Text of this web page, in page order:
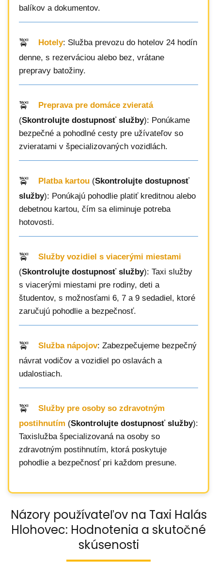
balíkov a dokumentov.
Hotely: Služba prevozu do hotelov 24 hodín
denne, s rezerváciou alebo bez, vrátane
prepravy batožiny.
Preprava pre domáce zvieratá
(Skontrolujte dostupnosť služby): Ponúkame
bezpečné a pohodlné cesty pre užívateľov so
zvieratami v špecializovaných vozidlách.
Platba kartou (Skontrolujte dostupnosť
služby): Ponúkajú pohodlie platiť kreditnou alebo
debetnou kartou, čím sa eliminuje potreba
hotovosti.
Služby vozidiel s viacerými miestami
(Skontrolujte dostupnosť služby): Taxi služby
s viacerými miestami pre rodiny, deti a
študentov, s možnosťami 6, 7 a 9 sedadiel, ktoré
zaručujú pohodlie a bezpečnosť.
Služba nápojov: Zabezpečujeme bezpečný
návrat vodičov a vozidiel po oslavách a
udalostiach.
Služby pre osoby so zdravotným
postihnutím (Skontrolujte dostupnosť služby):
Taxislužba špecializovaná na osoby so
zdravotným postihnutím, ktorá poskytuje
pohodlie a bezpečnosť pri každom presune.
Názory používateľov na Taxi Halás
Hlohovec: Hodnotenia a skutočné
skúsenosti